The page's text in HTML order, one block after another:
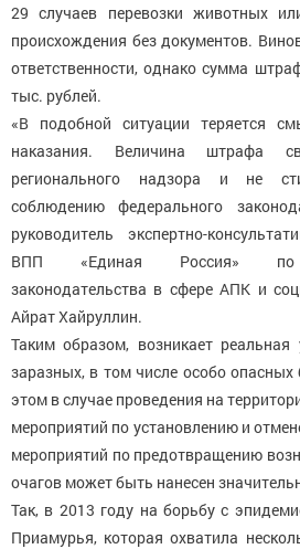
29 случаев перевозки животных
происхождения без документов.
ответственности, однако сумма
тыс. рублей.
«В подобной ситуации теряется
наказания. Величина штрафа
регионального надзора и не
соблюдению федерального
руководитель экспертно-
ВПП «Единая Россия» по
законодательства в сфере АПК и
Айрат Хайруллин.
Таким образом, возникает реальная
заразных, в том числе особо
этом в случае проведения на
мероприятий по установлению и
мероприятий по предотвращению
очагов может быть нанесен
Так, в 2013 году на борьбу с
Приамурья, которая охватила